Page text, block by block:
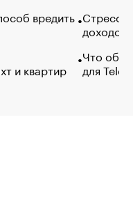
вредить
и квартир
Стресс
доходов
Что
для